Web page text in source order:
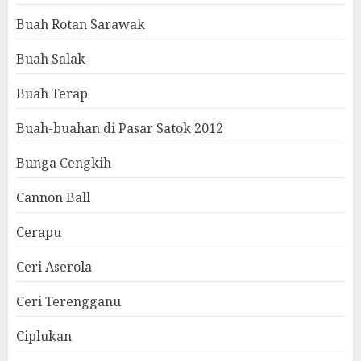
Buah Rotan Sarawak
Buah Salak
Buah Terap
Buah-buahan di Pasar Satok 2012
Bunga Cengkih
Cannon Ball
Cerapu
Ceri Aserola
Ceri Terengganu
Ciplukan